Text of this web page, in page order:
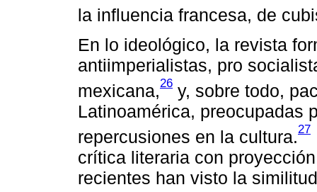
la influencia francesa, de
En lo ideológico, la revista
antiimperialistas, pro
mexicana,26 y, sobre todo,
Latinoamérica, preocupadas
repercusiones en la cultura.27
crítica literaria con
recientes han visto la